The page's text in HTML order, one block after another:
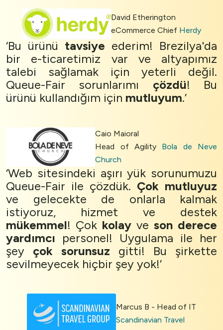
David Etherington
eCommerce Chief Herdy
‘Bu ürünü tavsiye ederim! Brezilya'da
bir e-ticaretimiz var ve altyapımız
talebi sağlamak için yeterli değil.
Queue-Fair sorunlarımı çözdü! Bu
ürünü kullandığım için mutluyum.’
Caio Maioral
Head of Agility Bola de Neve
Church
‘Web sitesindeki aşırı yük sorunumuzu
Queue-Fair ile çözdük. Çok mutluyuz
ve gelecekte de onlarla kalmak
istiyoruz, hizmet ve destek
mükemmel! Çok kolay ve son derece
yardımcı personel! Uygulama ile her
şey çok sorunsuz gitti! Bu şirkette
sevilmeyecek hiçbir şey yok!’
Marcus B - Head of IT
Scandinavian Travel